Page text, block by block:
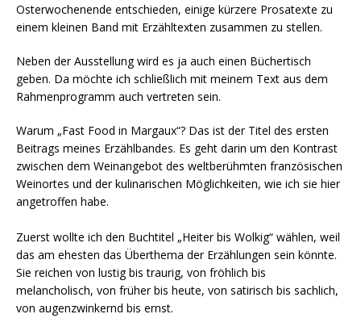
Osterwochenende entschieden, einige kürzere Prosatexte zu
einem kleinen Band mit Erzähltexten zusammen zu stellen.
Neben der Ausstellung wird es ja auch einen Büchertisch
geben. Da möchte ich schließlich mit meinem Text aus dem
Rahmenprogramm auch vertreten sein.
Warum „Fast Food in Margaux“? Das ist der Titel des ersten
Beitrags meines Erzählbandes. Es geht darin um den Kontrast
zwischen dem Weinangebot des weltberühmten französischen
Weinortes und der kulinarischen Möglichkeiten, wie ich sie hier
angetroffen habe.
Zuerst wollte ich den Buchtitel „Heiter bis Wolkig“ wählen, weil
das am ehesten das Überthema der Erzählungen sein könnte.
Sie reichen von lustig bis traurig, von fröhlich bis
melancholisch, von früher bis heute, von satirisch bis sachlich,
von augenzwinkernd bis ernst.